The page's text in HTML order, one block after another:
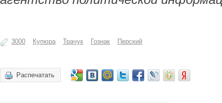
3000 Купюра Трачук Гознак Перский
Распечатать